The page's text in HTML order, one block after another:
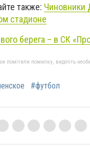
также: Чиновники
стадионе
берега – в СК «
помітили помилку, виділіть
#футбол